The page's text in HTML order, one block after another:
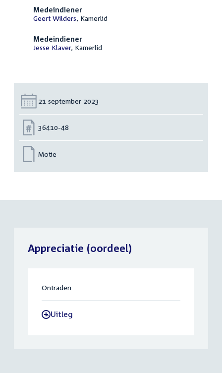
Medeindiener
Geert Wilders, Kamerlid
Medeindiener
Jesse Klaver, Kamerlid
Datum:
21 september 2023
Nummer:
36410-48
Motie
Appreciatie (oordeel)
Ontraden
-Uitleg